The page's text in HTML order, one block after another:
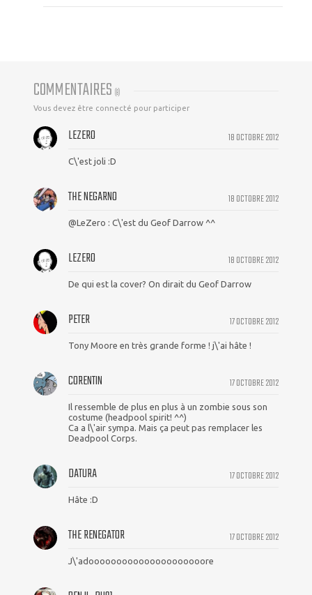
COMMENTAIRES (8)
Vous devez être connecté pour participer
18 OCTOBRE 2012
LEZERO
C\'est joli :D
18 OCTOBRE 2012
THE NEGARNO
@LeZero : C\'est du Geof Darrow ^^
18 OCTOBRE 2012
LEZERO
De qui est la cover? On dirait du Geof Darrow
17 OCTOBRE 2012
PETER
Tony Moore en très grande forme ! j\'ai hâte !
17 OCTOBRE 2012
CORENTIN
Il ressemble de plus en plus à un zombie sous son
costume (headpool spirit! ^^)
Ca a l\'air sympa. Mais ça peut pas remplacer les
Deadpool Corps.
17 OCTOBRE 2012
DATURA
Hâte :D
17 OCTOBRE 2012
THE RENEGATOR
J\'adooooooooooooooooooooore